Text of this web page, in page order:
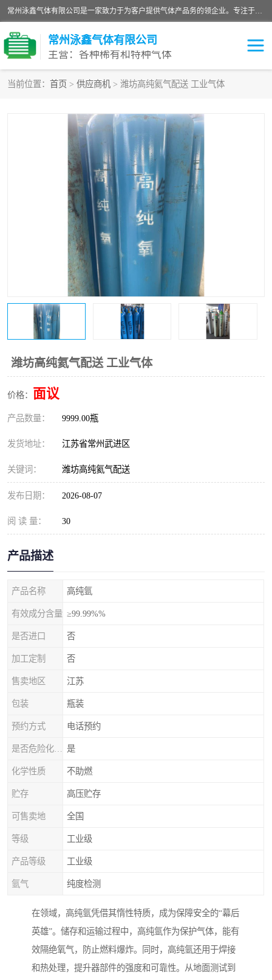
常州泳鑫气体有限公司是一家致力于为客户提供气体产品务的领企业。专注于环氧乙烷剂、环氧乙烷、高纯气体以及稀有和特种气体的研发、生产、销售和配送，产品广泛应用于医疗、电子、科研、化工、食品等多个领域。主要产品有：环氧乙烷灭菌剂，环氧乙烷，高纯氩，氮，氪，氙，氖，氘，笑，氦，氢，氧等各种稀有和特种气体。
常州泳鑫气体有限公司
主营：各种稀有和特种气体
当前位置： 首页 > 供应商机 > 潍坊高纯氦气配送 工业气体
潍坊高纯氦气配送 工业气体
价格： 面议
产品数量： 9999.00瓶
发货地址： 江苏省常州武进区
关键词： 潍坊高纯氦气配送
发布日期： 2026-08-07
阅 读 量： 30
产品描述
产品名称 高纯氩
有效成分含量 ≥99.99%%
是否进口 否
加工定制 否
售卖地区 江苏
包装 瓶装
预约方式 电话预约
是
化学性质 不助燃
贮存 高压贮存
可售卖地 全国
等级 工业级
产品等级 工业级
氩气 纯度检测
在领域，高纯氩凭借其惰性特质，成为保障安全的“幕后
英雄”。储存和运输过程中，高纯氩作为保护气体，能有
效隔绝氧气，防止燃料爆炸。同时，高纯氩还用于焊接
和热处理，提升器部件的强度和可靠性。从地面测试到
环氧乙烷灭菌剂 高纯氩气